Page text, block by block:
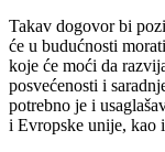
Takav dogovor bi
će u budućnosti
koje će moći da
posvećenosti i
potrebno je i
i Evropske unije, kao